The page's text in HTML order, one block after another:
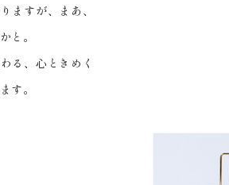
ますが、まあ、
と。
る、心ときめく
す。